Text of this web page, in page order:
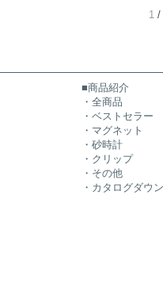
1/
■商品紹介
・全商品
・ベストセラー
・マグネット
・砂時計
・クリップ
・その他
・カタログダウ